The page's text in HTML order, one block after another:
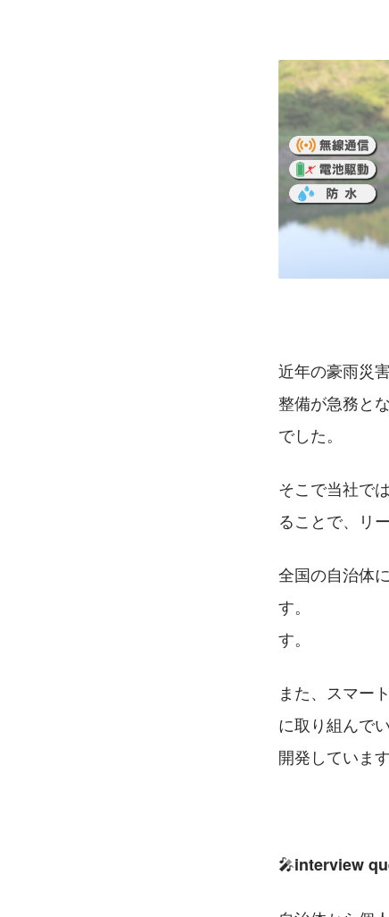
近年の豪雨災
整備が急務と
でした。
そこで当社で
ることで、リ
全国の自治体
す。　　　　
す。
また、スマー
に取り組んで
開発しています
🎤interview